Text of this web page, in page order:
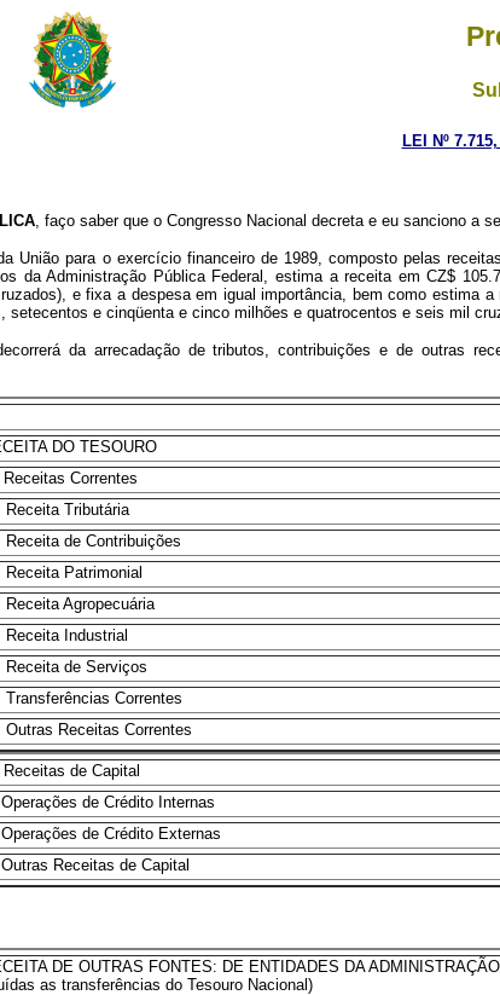
LEI Nº
, faço saber que o Congresso Nacional decreta e eu sanciono a
União para o exercício financeiro de 1989, composto pelas
da Administração Pública Federal, estima a receita em CZ$
e fixa a despesa em igual importância, bem como estima
setecentos e cinqüenta e cinco milhões e quatrocentos e seis mil
da arrecadação de tributos, contribuições e de outras
DO TESOURO
Correntes
Tributária
de Contribuições
Patrimonial
Agropecuária
Industrial
de Serviços
Correntes
Receitas Correntes
de Capital
de Crédito Internas
de Crédito Externas
Receitas de Capital
DE OUTRAS FONTES: DE ENTIDADES DA
as transferências do Tesouro Nacional)